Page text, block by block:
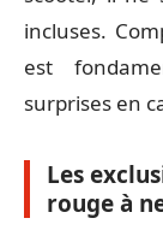
incluses.
est
surprises en
Les
rouge à